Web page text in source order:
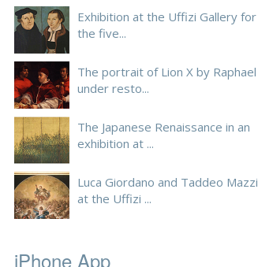
Exhibition at the Uffizi Gallery for
the five...
The portrait of Lion X by Raphael
under resto...
The Japanese Renaissance in an
exhibition at ...
Luca Giordano and Taddeo Mazzi
at the Uffizi ...
iPhone App